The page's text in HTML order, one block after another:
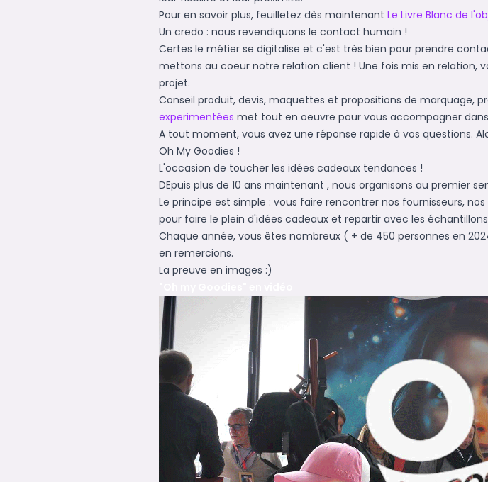
Pour en savoir plus, feuilletez dès maintenant Le Livre Blanc de
Un credo : nous revendiquons le contact humain !
Certes le métier se digitalise et c'est très bien pour prendre
mettons au coeur notre relation client ! Une fois mis en
projet.
Conseil produit, devis, maquettes et propositions de marquage,
experimentées met tout en oeuvre pour vous accompagner
A tout moment, vous avez une réponse rapide à vos questions.
Oh My Goodies !
L'occasion de toucher les idées cadeaux tendances !
DEpuis plus de 10 ans maintenant , nous organisons au premier
Le principe est simple : vous faire rencontrer nos fournisseurs,
pour faire le plein d'idées cadeaux et repartir avec les
Chaque année, vous êtes nombreux ( + de 450 personnes en
en remercions.
La preuve en images :)